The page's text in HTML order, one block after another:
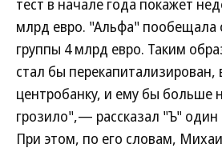
тест в начале года покажет
млрд евро. "Альфа" пообещала
группы 4 млрд евро. Таким
стал бы перекапитализирован,
центробанку, и ему бы больше
грозило",— рассказал "Ъ" один
При этом, по его словам,